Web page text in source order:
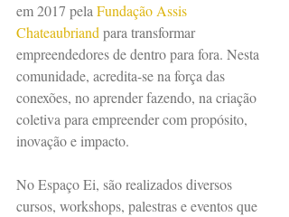
em 2017 pela Fundação Assis
Chateaubriand para transformar
empreendedores de dentro para fora. Nesta
comunidade, acredita-se na força das
conexões, no aprender fazendo, na criação
coletiva para empreender com propósito,
inovação e impacto.
No Espaço Ei, são realizados diversos
cursos, workshops, palestras e eventos que